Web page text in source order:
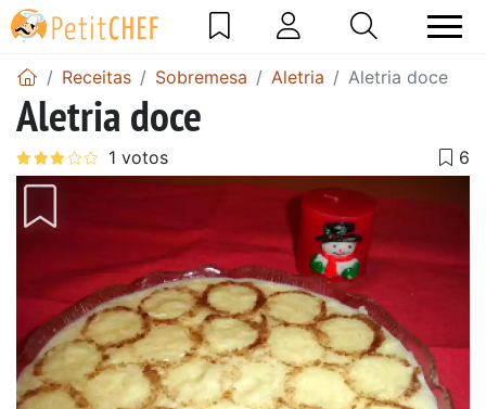
Receitas Sobremesa Aletria Aletria doce
Aletria doce